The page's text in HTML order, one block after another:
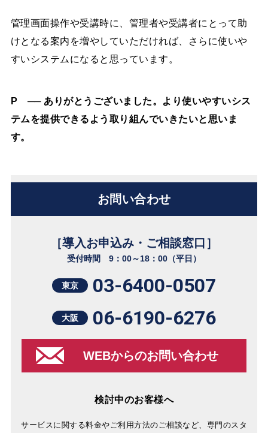
管理画面操作や受講時に、管理者や受講者にとって助
けとなる案内を増やしていただければ、さらに使いや
すいシステムになると思っています。
P ── ありがとうございました。より使いやすいシス
テムを提供できるよう取り組んでいきたいと思いま
す。
お問い合わせ
［導入お申込み・ご相談窓口］
受付時間 9：00～18：00（平日）
東京 03-6400-0507
大阪 06-6190-6276
WEBからのお問い合わせ
検討中のお客様へ
サービスに関する料金やご利用方法のご相談など、専門のスタ